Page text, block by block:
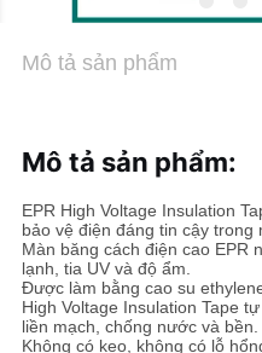
BLOG
SƠ
ĐỒ
TRANG
WEB
Mô tả sản phẩm
Mô tả sản phẩm:
EPR High Voltage Insulation
bảo vệ điện đáng tin cậy
Màn băng cách điện cao EPR
lạnh, tia UV và độ ẩm.
Được làm bằng cao su
High Voltage Insulation Tape
liền mạch, chống nước và bền.
Không có keo, không có lỗ